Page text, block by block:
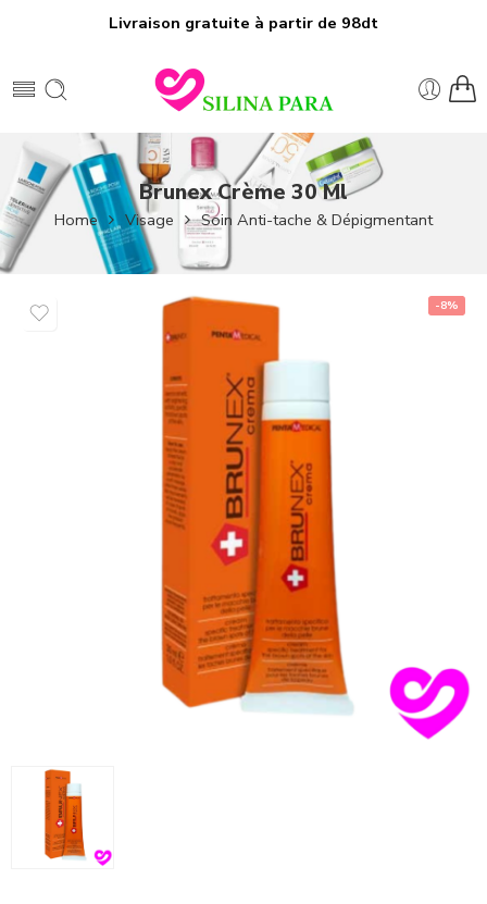
Livraison gratuite à partir de 98dt
Brunex Crème 30 Ml
Home Visage Soin Anti-tache & Dépigmentant
-8%